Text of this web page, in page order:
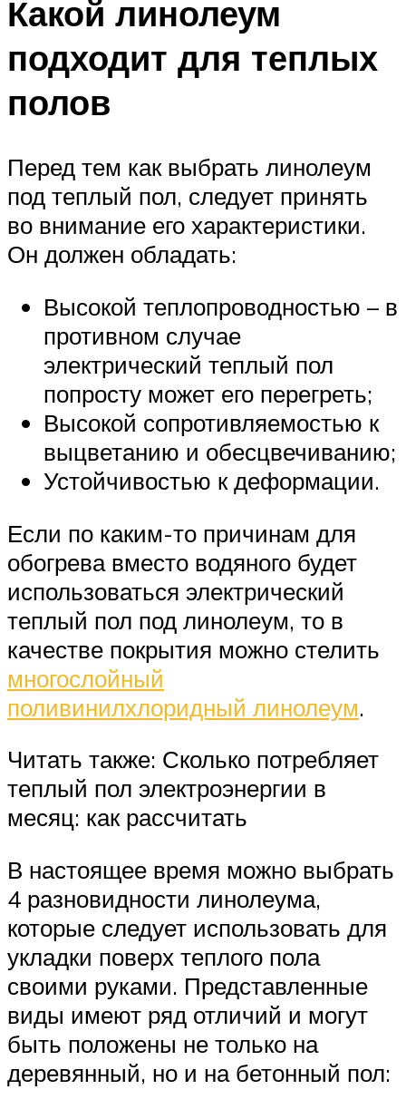
Какой линолеум
подходит для теплых
полов
Перед тем как выбрать линолеум
под теплый пол, следует принять
во внимание его характеристики.
Он должен обладать:
Высокой теплопроводностью – в
противном случае
электрический теплый пол
попросту может его перегреть;
Высокой сопротивляемостью к
выцветанию и обесцвечиванию;
Устойчивостью к деформации.
Если по каким-то причинам для
обогрева вместо водяного будет
использоваться электрический
теплый пол под линолеум, то в
качестве покрытия можно стелить
многослойный
поливинилхлоридный линолеум.
Читать также: Сколько потребляет
теплый пол электроэнергии в
месяц: как рассчитать
В настоящее время можно выбрать
4 разновидности линолеума,
которые следует использовать для
укладки поверх теплого пола
своими руками. Представленные
виды имеют ряд отличий и могут
быть положены не только на
деревянный, но и на бетонный пол: